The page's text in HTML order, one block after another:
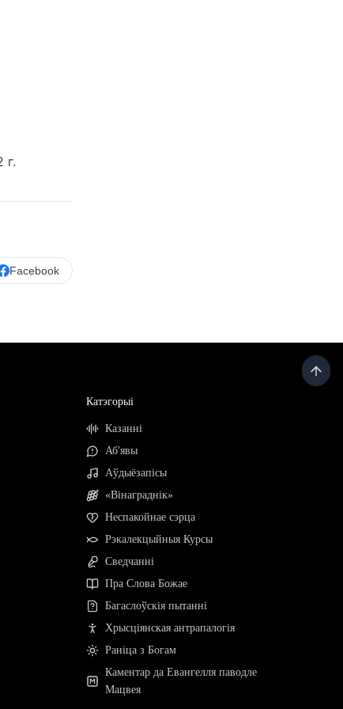
г.
Facebook
Катэгорыі
Казанні
Аб'явы
Аўдыёзапісы
«Вінаграднік»
Неспакойнае сэрца
Рэкалекцыйныя Курсы
Сведчанні
Пра Слова Божае
Багаслоўскія пытанні
Хрысціянская антрапалогія
Раніца з Богам
Каментар да Евангелля паводле
Мацвея